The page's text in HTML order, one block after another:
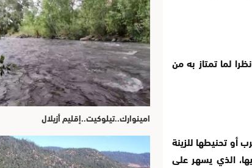
لما تمتاز به من
أو تحنيطها للزينة
فيها، الذي يسهر على
امينوارك..تيلوكيت..إقليم أزيلال